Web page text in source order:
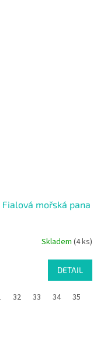
mořská pana
Skladem (4 ks)
DETAIL
32 33 34 35